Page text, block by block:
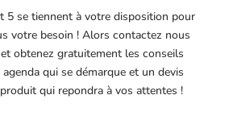
5 se tiennent à votre disposition pour
votre besoin ! Alors contactez nous
obtenez gratuitement les conseils
qui se démarque et un devis
qui repondra à vos attentes !